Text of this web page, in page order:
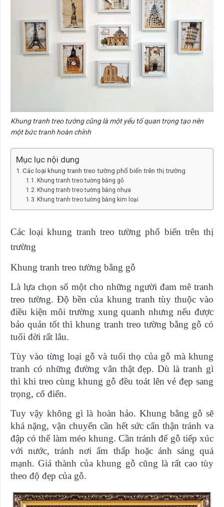
Khung tranh treo tường cũng là một yếu tố quan trọng tạo nên
một bức tranh hoàn chỉnh
Mục lục nội dung
Các loại khung tranh treo tường phổ biến trên thị trường
Khung tranh treo tường bằng gỗ
Khung tranh treo tường bằng nhựa
Khung tranh treo tường bằng kim loại
Các loại khung tranh treo tường phổ biến trên thị
trường
Khung tranh treo tường bằng gỗ
Là lựa chọn số một cho những người đam mê tranh
treo tường. Độ bền của khung tranh tùy thuộc vào
điều kiện môi trường xung quanh nhưng nếu được
bảo quản tốt thì khung tranh treo tường bằng gỗ có
tuổi đời rất lâu.
Tùy vào từng loại gỗ và tuổi thọ của gỗ mà khung
tranh có những đường vân thật đẹp. Dù là tranh gì
thì khi treo cùng khung gỗ đều toát lên vẻ đẹp sang
trọng, cổ điển.
Tuy vậy không gì là hoàn hảo. Khung bằng gỗ sẽ
khá nặng, vận chuyển cần hết sức cẩn thận tránh va
đập có thể làm méo khung. Cần tránh để gỗ tiếp xúc
với nước, tránh nơi ẩm thấp hoặc ánh sáng quá
mạnh. Giá thành của khung gỗ cũng là rất cao tùy
theo độ đẹp của gỗ.